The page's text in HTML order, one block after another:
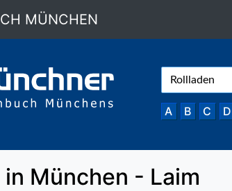
MÜNCHEN
A B C D
in München - Laim